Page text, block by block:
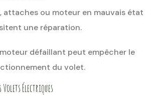
attaches ou moteur en mauvais état
une réparation.
défaillant peut empêcher le
du volet.
Volets Électriques